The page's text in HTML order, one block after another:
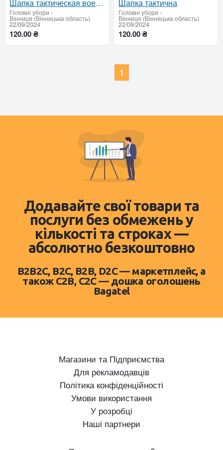
Шапка тактическая военная зимняя трикотаж
Головні убори -
Вінниця (Вінницька область)
22/09/2024
120.00 ₴
Шапка тактична
Головні убори -
Вінниця (Вінницька область)
22/09/2024
120.00 ₴
1
Додавайте свої товари та
послуги без обмежень у
кількості та строках —
абсолютно безкоштовно
B2B2C, B2C, B2B, D2C — маркетплейс, а
також C2B, C2C — дошка оголошень
Bagatel
Магазини та Підприємства
Для рекламодавців
Політика конфіденційності
Умови використання
У розробці
Наші партнери